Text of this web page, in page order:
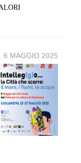
6 MAGGIO 2025